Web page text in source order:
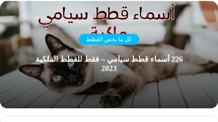
كل ما يخص القطط
226 أسماء قطط سيامي – فقط للقطط الملكية
2023